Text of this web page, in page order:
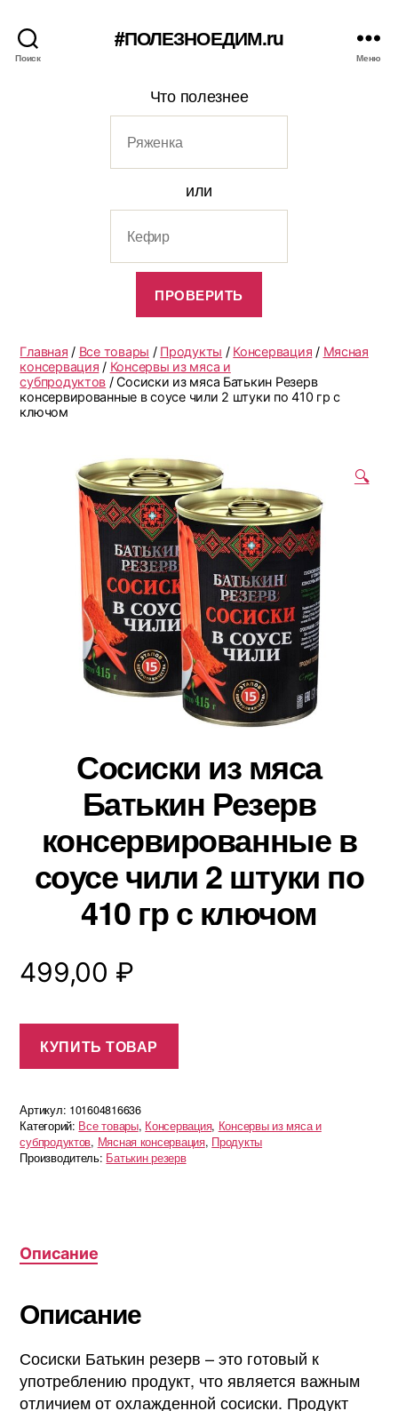
Поиск
#ПОЛЕЗНОЕДИМ.ru
Меню
Что полезнее
или
Главная / Все товары / Продукты / Консервация / Мясная
консервация / Консервы из мяса и
субпродуктов / Сосиски из мяса Батькин Резерв
консервированные в соусе чили 2 штуки по 410 гр с
ключом
🔍
Сосиски из мяса
Батькин Резерв
консервированные в
соусе чили 2 штуки по
410 гр с ключом
499,00 ₽
КУПИТЬ ТОВАР
Артикул: 101604816636
Категорий: Все товары, Консервация, Консервы из мяса и
субпродуктов, Мясная консервация, Продукты
Производитель: Батькин резерв
Описание
Описание
Сосиски Батькин резерв – это готовый к
употреблению продукт, что является важным
отличием от охлажденной сосиски. Продукт